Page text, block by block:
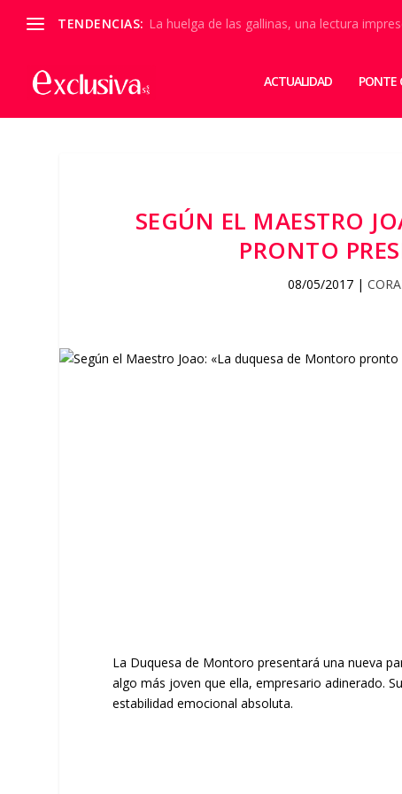
TENDENCIAS: La huelga de las gallinas, una lectura
ACTUALIDAD PONTE
SEGÚN EL MAESTRO
PRONTO
08/05/2017|
La Duquesa de Montoro presentará una nueva
algo más joven que ella, empresario adinerado.
estabilidad emocional absoluta.